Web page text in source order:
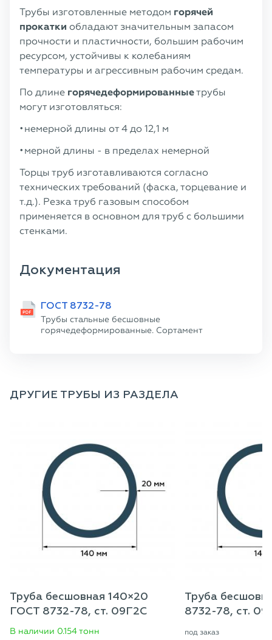
Трубы изготовленные методом горячей
прокатки обладают значительным запасом
прочности и пластичности, большим рабочим
ресурсом, устойчивы к колебаниям
температуры и агрессивным рабочим средам.
По длине горячедеформированныетрубы
могут изготовляться:
немерной длины от 4 до 12,1 м
мерной длины - в пределах немерной
Торцы труб изготавливаются согласно
технических требований (фаска, торцевание и
т.д.). Резка труб газовым способом
применяется в основном для труб с большими
стенками.
Документация
ГОСТ 8732-78
Трубы стальные бесшовные
горячедеформированные. Сортамент
ДРУГИЕ ТРУБЫ ИЗ РАЗДЕЛА
Труба бесшовная 140×20
ГОСТ 8732-78, ст. 09Г2С
В наличии 0.154 тонн
Труба
8732-78, ст.
под заказ